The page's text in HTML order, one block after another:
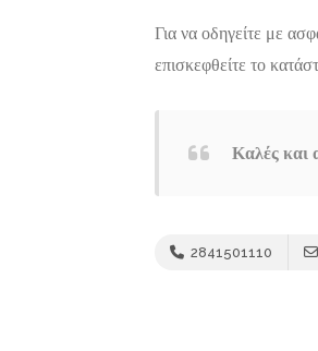
Για να οδηγείτε με
επισκεφθείτε το
Καλές και
2841501110